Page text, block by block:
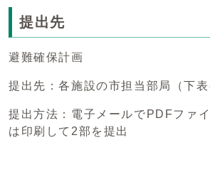
提出先
避難確保計画
提出先：各施設の市担当部局（下表
提出方法：電子メールでPDFファ
は印刷して2部を提出